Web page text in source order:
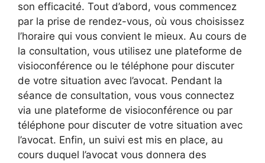
son efficacité. Tout d’abord, vous commencez
par la prise de rendez-vous, où vous choisissez
l’horaire qui vous convient le mieux. Au cours de
la consultation, vous utilisez une plateforme de
visioconférence ou le téléphone pour discuter
de votre situation avec l’avocat. Pendant la
séance de consultation, vous vous connectez
via une plateforme de visioconférence ou par
téléphone pour discuter de votre situation avec
l’avocat. Enfin, un suivi est mis en place, au
cours duquel l’avocat vous donnera des